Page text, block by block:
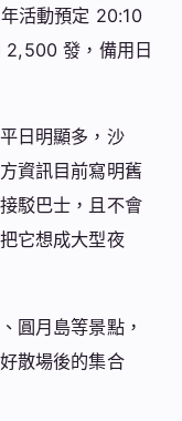
活動預定 20:10
2,500 發，備用日
日明顯多，沙
資訊目前寫明舊
駁巴士，且不會
它想成大型夜
圓月島等景點，
散場後的集合